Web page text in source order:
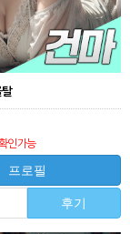
인가능
프로필
후기